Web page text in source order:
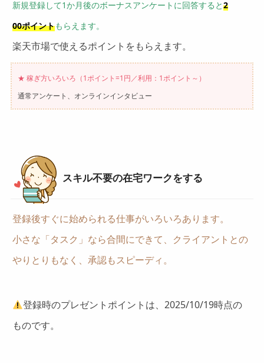
新規登録して1か月後のボーナスアンケートに回答すると2
00ポイントもらえます。
楽天市場で使えるポイントをもらえます。
★ 稼ぎ方いろいろ（1ポイント=1円／利用：1ポイント～）
通常アンケート、オンラインインタビュー
スキル不要の在宅ワークをする
登録後すぐに始められる仕事がいろいろあります。
小さな「タスク」なら合間にできて、クライアントとの
やりとりもなく、承認もスピーディ。
登録時のプレゼントポイントは、2025/10/19時点の
ものです。